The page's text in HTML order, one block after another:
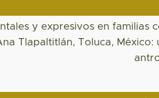
y expresivos en familias
Tlapaltitlán, Toluca, México: